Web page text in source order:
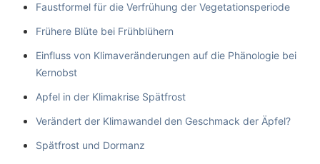
Faustformel für die Verfrühung der Vegetationsperiode
Frühere Blüte bei Frühblühern
Einfluss von Klimaveränderungen auf die Phänologie bei
Kernobst
Apfel in der Klimakrise Spätfrost
Verändert der Klimawandel den Geschmack der Äpfel?
Spätfrost und Dormanz